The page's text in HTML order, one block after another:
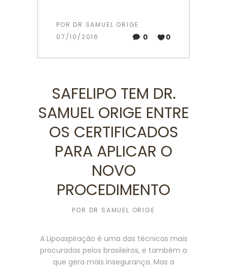
POR DR SAMUEL ORIGE
07/10/2016
0 0
SAFELIPO TEM DR.
SAMUEL ORIGE ENTRE
OS CERTIFICADOS
PARA APLICAR O
NOVO
PROCEDIMENTO
POR DR SAMUEL ORIGE
A Lipoaspiração é uma das técnicas mais
procuradas pelos brasileiros, e também a
que gera mais insegurança. Mas a